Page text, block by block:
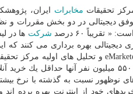
تحقیقات مخابرات ایران،
دیجیتالی در دو بخش مقررات و
۶۰ درصد
شركت
بازارهای نوظهور وجود داشته كه ۵۵۰